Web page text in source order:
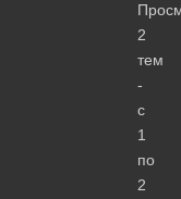
2
тем
-
с
1
по
2